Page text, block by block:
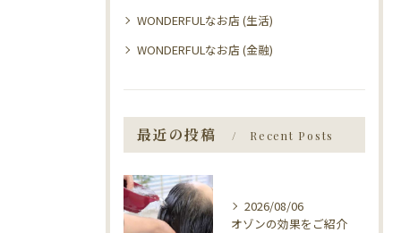
WONDERFULなお店 (生活)
WONDERFULなお店 (金融)
最近の投稿 Recent Posts
2026/08/06
オゾンの効果をご紹介